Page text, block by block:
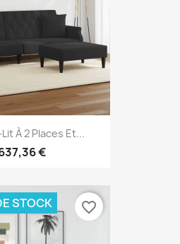
À 2 Places Et...
€
STOCK favorite_border